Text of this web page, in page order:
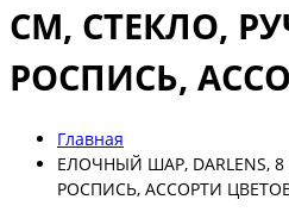
СМ, СТЕКЛО,
РОСПИСЬ,
Главная
ЕЛОЧНЫЙ ШАР, DARLENS,
РОСПИСЬ, АССОРТИ